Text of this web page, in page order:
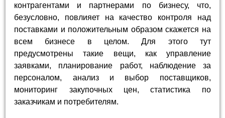
контрагентами и партнерами по бизнесу, что,
безусловно, повлияет на качество контроля над
поставками и положительным образом скажется на
всем бизнесе в целом. Для этого тут
предусмотрены такие вещи, как управление
заявками, планирование работ, наблюдение за
персоналом, анализ и выбор поставщиков,
мониторинг закупочных цен, статистика по
заказчикам и потребителям.